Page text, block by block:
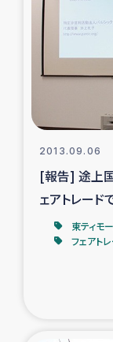
仮
2013.09.06
[報告] 途上
ェアトレード
東ティモ
フェアト